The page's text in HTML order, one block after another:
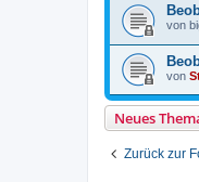
von
von
Neues
Zurück zur